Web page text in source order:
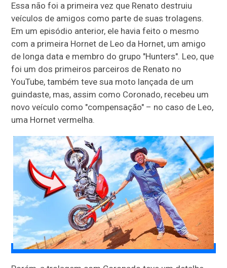
Essa não foi a primeira vez que Renato destruiu
veículos de amigos como parte de suas trolagens.
Em um episódio anterior, ele havia feito o mesmo
com a primeira Hornet de Leo da Hornet, um amigo
de longa data e membro do grupo "Hunters". Leo, que
foi um dos primeiros parceiros de Renato no
YouTube, também teve sua moto lançada de um
guindaste, mas, assim como Coronado, recebeu um
novo veículo como "compensação" – no caso de Leo,
uma Hornet vermelha.